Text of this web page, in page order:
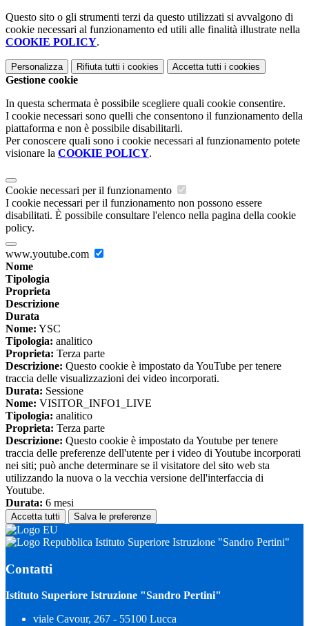
Questo sito o gli strumenti terzi da questo utilizzati si avvalgono di
cookie necessari al funzionamento ed utili alle finalità illustrate nella
COOKIE POLICY.
Personalizza Rifiuta tutti i cookies Accetta tutti i cookies
Gestione cookie
In questa schermata è possibile scegliere quali cookie consentire.
I cookie necessari sono quelli che consentono il funzionamento della
piattaforma e non è possibile disabilitarli.
Per conoscere quali sono i cookie necessari al funzionamento potete
visionare la COOKIE POLICY.
Cookie necessari per il funzionamento
I cookie necessari per il funzionamento non possono essere
disabilitati. È possibile consultare l'elenco nella pagina della cookie
policy.
www.youtube.com
Nome
Tipologia
Proprieta
Descrizione
Durata
Nome: YSC
Tipologia: analitico
Proprieta: Terza parte
Descrizione: Questo cookie è impostato da YouTube per tenere
traccia delle visualizzazioni dei video incorporati.
Durata: Sessione
Nome: VISITOR_INFO1_LIVE
Tipologia: analitico
Proprieta: Terza parte
Descrizione: Questo cookie è impostato da Youtube per tenere
traccia delle preferenze dell'utente per i video di Youtube incorporati
nei siti; può anche determinare se il visitatore del sito web sta
utilizzando la nuova o la vecchia versione dell'interfaccia di
Youtube.
Durata: 6 mesi
Accetta tutti Salva le preferenze
Istituto Superiore Istruzione "Sandro Pertini"
Contatti
Istituto Superiore Istruzione "Sandro Pertini"
viale Cavour, 267 - 55100 Lucca